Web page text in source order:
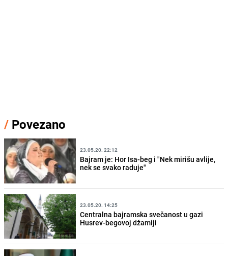
/ Povezano
23.05.20. 22:12
Bajram je: Hor Isa-beg i "Nek mirišu avlije,
nek se svako raduje"
23.05.20. 14:25
Centralna bajramska svečanost u gazi
Husrev-begovoj džamiji